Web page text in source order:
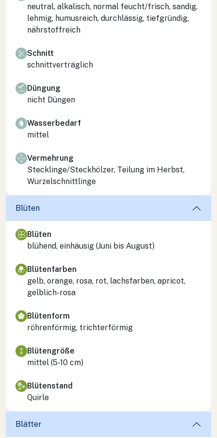
neutral, alkalisch, normal feucht/frisch, sandig,
lehmig, humusreich, durchlässig, tiefgründig,
nährstoffreich
Schnitt
schnittverträglich
Düngung
nicht Düngen
Wasserbedarf
mittel
Vermehrung
Stecklinge/Steckhölzer, Teilung im Herbst,
Wurzelschnittlinge
Blüten
Blüten
blühend, einhäusig (Juni bis August)
Blütenfarben
gelb, orange, rosa, rot, lachsfarben, apricot,
gelblich-rosa
Blütenform
röhrenförmig, trichterförmig
Blütengröße
mittel (5-10 cm)
Blütenstand
Quirle
Blätter